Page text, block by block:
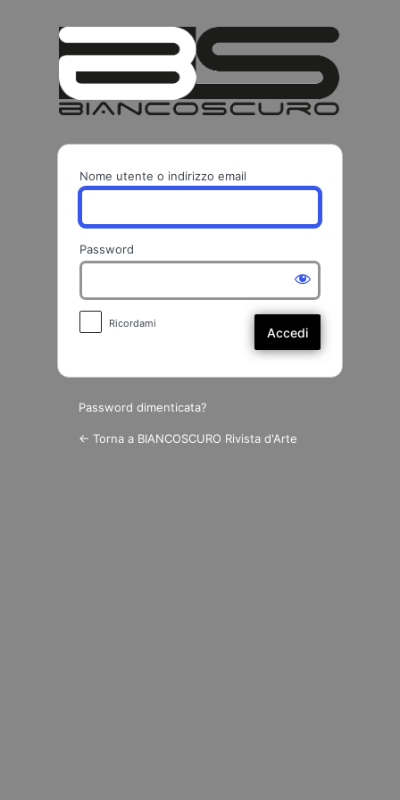
Nome utente o indirizzo email
Password
Ricordami
Password dimenticata?
← Torna a BIANCOSCURO Rivista d'Arte